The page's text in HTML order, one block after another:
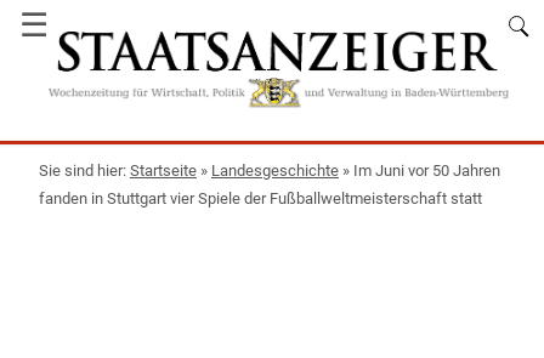
☰
Startseite » Landesgeschichte » Im Juni vor 50 Jahren
fanden in Stuttgart vier Spiele der Fußballweltmeisterschaft statt